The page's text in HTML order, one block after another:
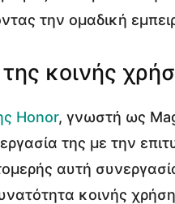
την ομαδική
κοινής
Honor, γνωστή ως
της με την
αυτή
κοινής